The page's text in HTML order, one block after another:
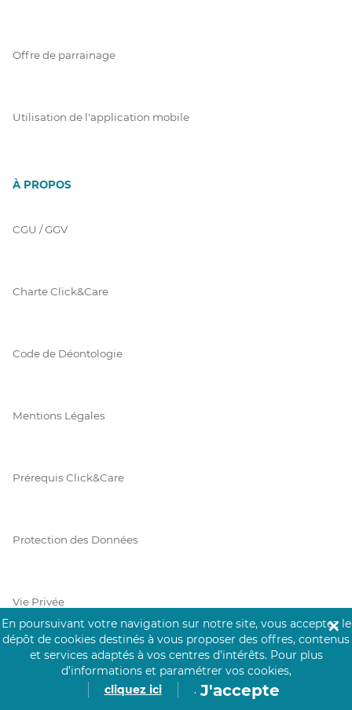
Offre de parrainage
Utilisation de l'application mobile
À PROPOS
CGU / GGV
Charte Click&Care
Code de Déontologie
Mentions Légales
Prérequis Click&Care
Protection des Données
Vie Privée
PAIEMENT SÉCURISÉ
La collecte de vos informations de carte bancaire est cryptée
En poursuivant votre navigation sur notre site, vous acceptez le
dépôt de cookies destinés à vous proposer des offres, contenus
et services adaptés à vos centres d’intérêts. Pour plus
d’informations et paramétrer vos cookies,
cliquez ici
. J'accepte
✕